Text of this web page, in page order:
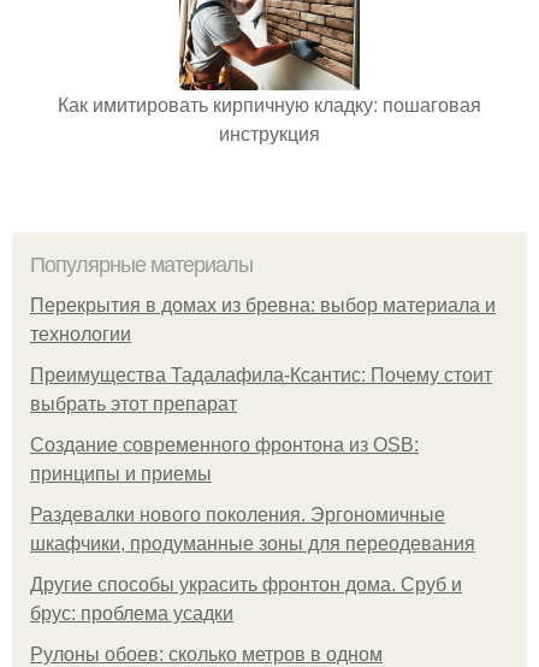
Как имитировать кирпичную кладку: пошаговая
инструкция
Популярные материалы
Перекрытия в домах из бревна: выбор материала и
технологии
Преимущества Тадалафила-Ксантис: Почему стоит
выбрать этот препарат
Создание современного фронтона из OSB:
принципы и приемы
Раздевалки нового поколения. Эргономичные
шкафчики, продуманные зоны для переодевания
Другие способы украсить фронтон дома. Сруб и
брус: проблема усадки
Рулоны обоев: сколько метров в одном